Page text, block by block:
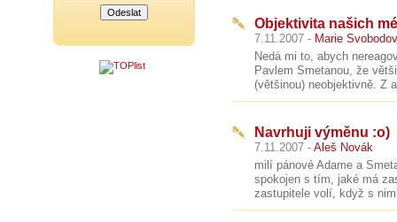
Objektivita našich
7.11.2007 - Marie
Nedá mi to, abych
Pavlem Smetanou, že
(většinou) neobjektivně. Z
Navrhuji výměnu :o)
7.11.2007 - Aleš Novák
milí pánové Adame a
spokojen s tím, jaké má
zastupitele volí, když s